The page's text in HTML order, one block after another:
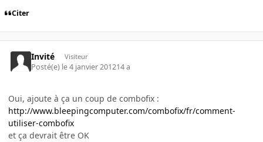
Citer
Invité Visiteur
Posté(e) le 4 janvier 201214 a
Oui, ajoute à ça un coup de combofix :
http://www.bleepingcomputer.com/combofix/fr/comment-
utiliser-combofix
et ça devrait être OK